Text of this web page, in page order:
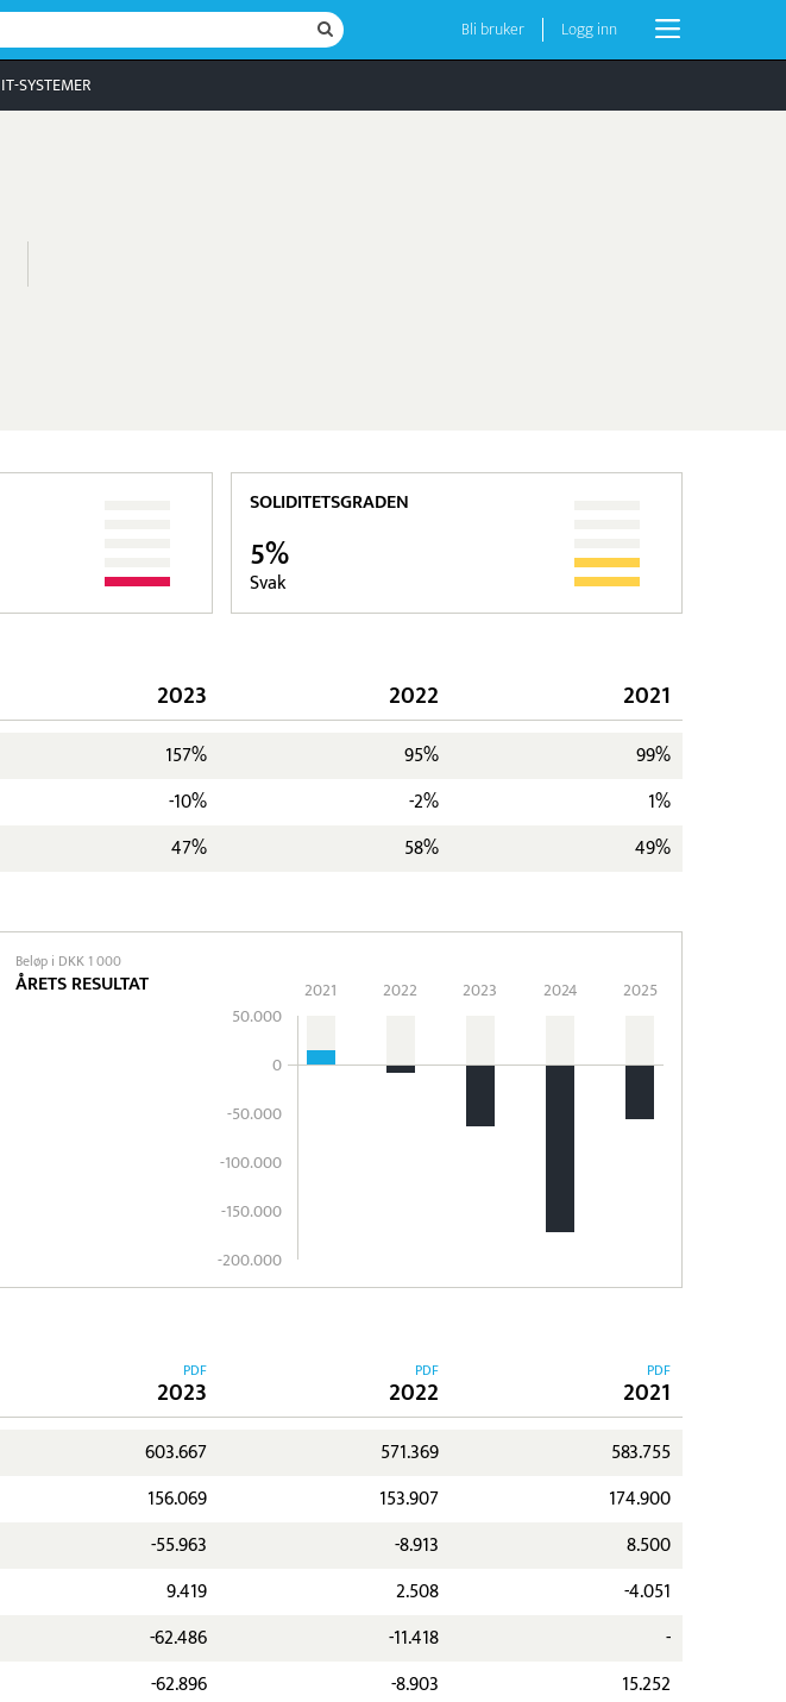
Bli bruker Logg inn
IT-SYSTEMER
SOLIDITETSGRADEN
5%
Svak
2023 2022 2021
157% 95%
99%
-10% -2%
1%
47% 58% 49%
Beløp i DKK 1 000
ÅRETS RESULTAT
50.000
0
-50.000
-100.000
-150.000
-200.000
2021 2022 2023 2024 2025
PDF
2023
PDF
2022
PDF
2021
603.667 571.369
583.755
156.069 153.907
174.900
-55.963 -8.913
8.500
9.419 2.508
-4.051
-62.486 -11.418
-
-62.896 -8.903 15.252